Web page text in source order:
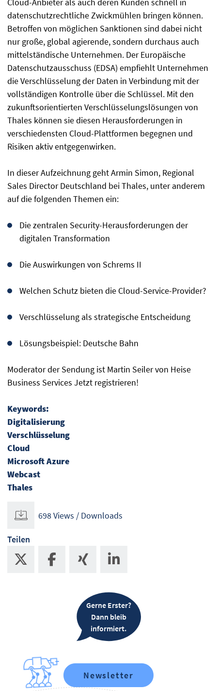
datenschutzrechtliche Zwickmühlen bringen können.
Betroffen von möglichen Sanktionen sind dabei nicht
nur große, global agierende, sondern durchaus auch
mittelständische Unternehmen. Der Europäische
Datenschutzausschuss (EDSA) empfiehlt Unternehmen
die Verschlüsselung der Daten in Verbindung mit der
vollständigen Kontrolle über die Schlüssel. Mit den
zukunftsorientierten Verschlüsselungslösungen von
Thales können sie diesen Herausforderungen in
verschiedensten Cloud-Plattformen begegnen und
Risiken aktiv entgegenwirken.
In dieser Aufzeichnung geht Armin Simon, Regional
Sales Director Deutschland bei Thales, unter anderem
auf die folgenden Themen ein:
Die zentralen Security-Herausforderungen der
digitalen Transformation
Die Auswirkungen von Schrems II
Welchen Schutz bieten die Cloud-Service-Provider?
Verschlüsselung als strategische Entscheidung
Lösungsbeispiel: Deutsche Bahn
Moderator der Sendung ist Martin Seiler von Heise
Business Services Jetzt registrieren!
Keywords:
Digitalisierung
Verschlüsselung
Cloud
Microsoft Azure
Webcast
Thales
698 Views / Downloads
Teilen
Gerne Erster?
Dann bleib
informiert.
Newsletter